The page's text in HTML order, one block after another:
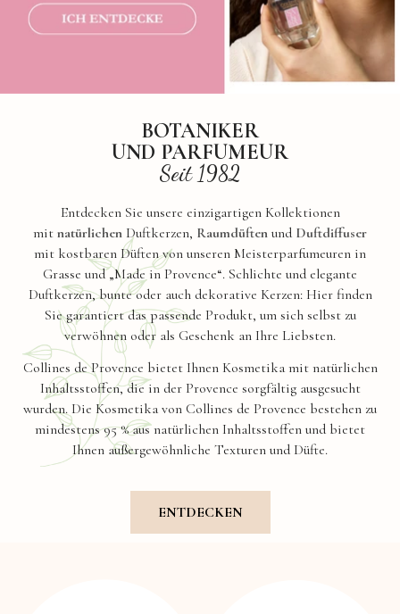
BOTANIKER
UND PARFUMEUR
Seit 1982
Entdecken Sie unsere einzigartigen Kollektionen
mit natürlichen Duftkerzen, Raumdüften und Duftdiffuser
mit kostbaren Düften von unseren Meisterparfumeuren in
Grasse und „Made in Provence“. Schlichte und elegante
Duftkerzen, bunte oder auch dekorative Kerzen: Hier finden
Sie garantiert das passende Produkt, um sich selbst zu
verwöhnen oder als Geschenk an Ihre Liebsten.
Collines de Provence bietet Ihnen Kosmetika mit natürlichen
Inhaltsstoffen, die in der Provence sorgfältig ausgesucht
wurden. Die Kosmetika von Collines de Provence bestehen zu
mindestens 95 % aus natürlichen Inhaltsstoffen und bietet
Ihnen außergewöhnliche Texturen und Düfte.
ENTDECKEN